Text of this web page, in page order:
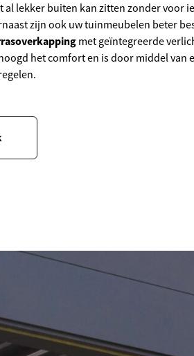
al lekker buiten kan zitten zonder voor
zijn ook uw tuinmeubelen beter
met geïntegreerde
het comfort en is door middel van